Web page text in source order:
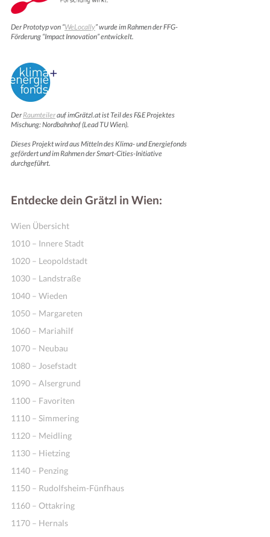
Der Prototyp von “WeLocally” wurde im Rahmen der FFG-
Förderung “Impact Innovation” entwickelt.
DerRaumteilerauf imGrätzl.at ist Teil des F&E Projektes
Mischung: Nordbahnhof (Lead TU Wien).
Dieses Projekt wird aus Mitteln des Klima- und Energiefonds
gefördert und im Rahmen der Smart-Cities-Initiative
durchgeführt.
Entdecke dein Grätzl in Wien:
Wien Übersicht
1010 – Innere Stadt
1020 – Leopoldstadt
1030 – Landstraße
1040 – Wieden
1050 – Margareten
1060 – Mariahilf
1070 – Neubau
1080 – Josefstadt
1090 – Alsergrund
1100 – Favoriten
1110 – Simmering
1120 – Meidling
1130 – Hietzing
1140 – Penzing
1150 – Rudolfsheim-Fünfhaus
1160 – Ottakring
1170 – Hernals